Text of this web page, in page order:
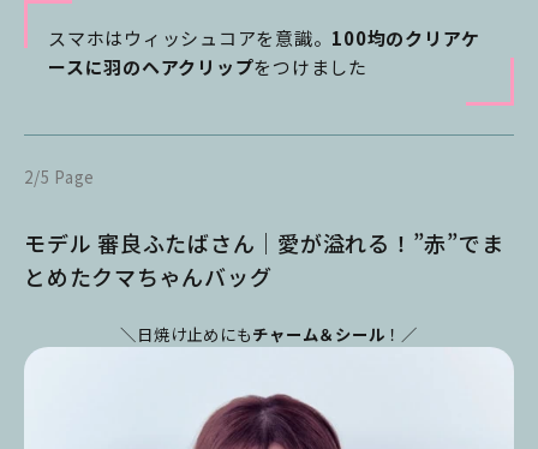
スマホはウィッシュコアを意識。 100均のクリアケ
ースに羽のヘアクリップをつけました
2/5 Page
モデル 審良ふたばさん｜愛が溢れる！”赤”でま
とめたクマちゃんバッグ
＼日焼け止めにもチャーム＆シール ！／